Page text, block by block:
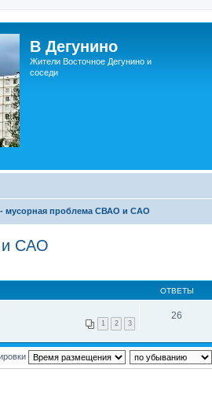
В Дегунино
Жители Восточное Дегунино и
соседи
мусорная проблема СВАО и САО
и САО
ОТВЕТЫ
1 2 3
26